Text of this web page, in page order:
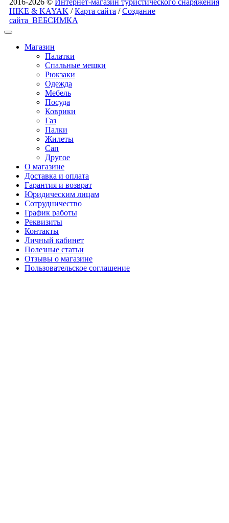
HIKE & KAYAK /Карта сайта /Создание
сайта ВЕБСИМКА
Магазин
Палатки
Спальные мешки
Рюкзаки
Одежда
Мебель
Посуда
Коврики
Газ
Палки
Жилеты
Сап
Другое
О магазине
Доставка и оплата
Гарантия и возврат
Юридическим лицам
Сотрудничество
График работы
Реквизиты
Контакты
Личный кабинет
Полезные статьи
Отзывы о магазине
Пользовательское соглашение